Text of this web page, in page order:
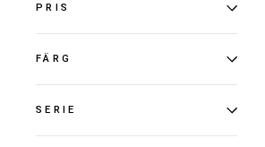
PRIS
FÄRG
SERIE